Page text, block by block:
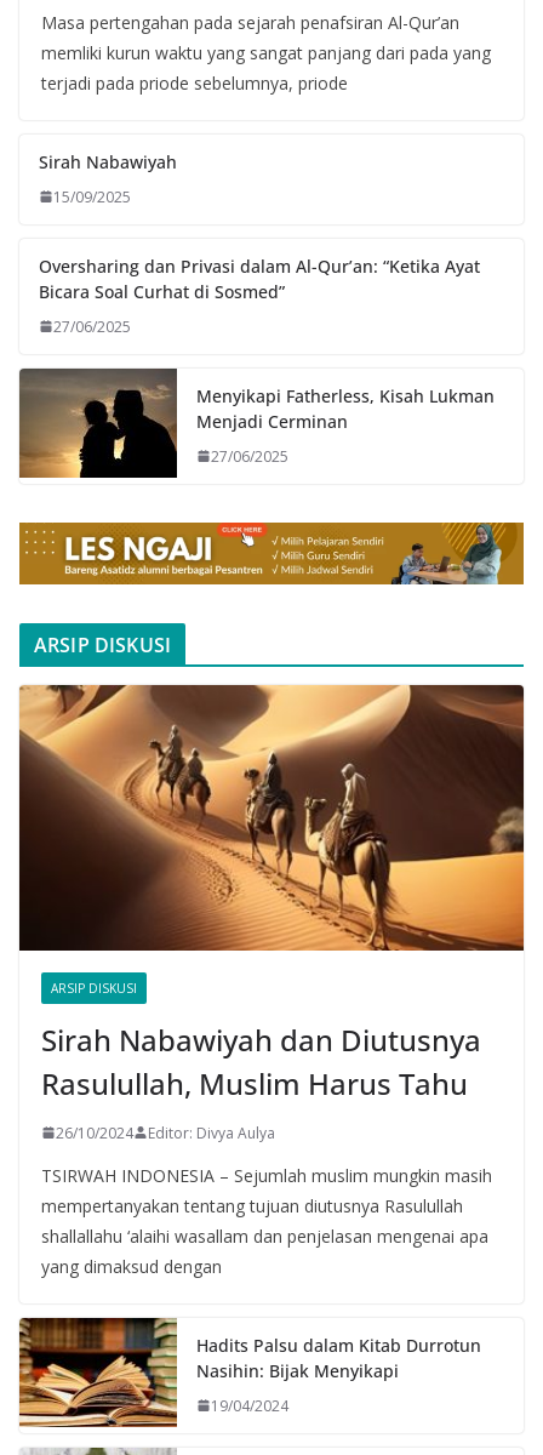
Masa pertengahan pada sejarah penafsiran Al-Qur’an
memliki kurun waktu yang sangat panjang dari pada yang
terjadi pada priode sebelumnya, priode
Sirah Nabawiyah
15/09/2025
Oversharing dan Privasi dalam Al-Qur’an: “Ketika Ayat
Bicara Soal Curhat di Sosmed”
27/06/2025
Menyikapi Fatherless, Kisah Lukman
Menjadi Cerminan
27/06/2025
ARSIP DISKUSI
ARSIP DISKUSI
Sirah Nabawiyah dan Diutusnya
Rasulullah, Muslim Harus Tahu
26/10/2024 Editor: Divya Aulya
TSIRWAH INDONESIA – Sejumlah muslim mungkin masih
mempertanyakan tentang tujuan diutusnya Rasulullah
shallallahu ‘alaihi wasallam dan penjelasan mengenai apa
yang dimaksud dengan
Hadits Palsu dalam Kitab Durrotun
Nasihin: Bijak Menyikapi
19/04/2024